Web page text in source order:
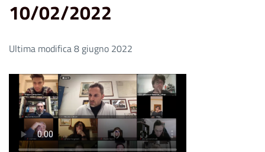
10/02/2022
Ultima modifica 8 giugno 2022